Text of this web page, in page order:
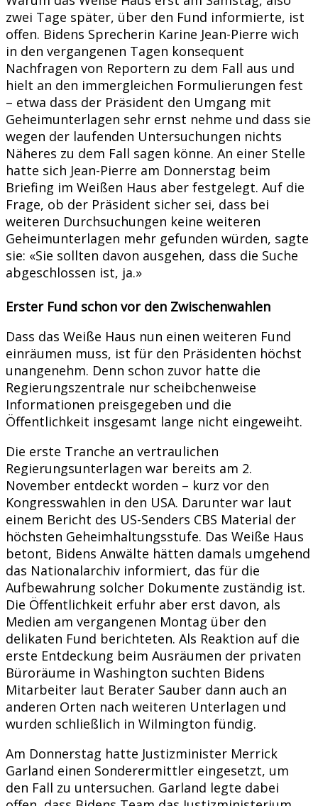
zwei Tage später, über den Fund informierte, ist
offen. Bidens Sprecherin Karine Jean-Pierre wich
in den vergangenen Tagen konsequent
Nachfragen von Reportern zu dem Fall aus und
hielt an den immergleichen Formulierungen fest
– etwa dass der Präsident den Umgang mit
Geheimunterlagen sehr ernst nehme und dass sie
wegen der laufenden Untersuchungen nichts
Näheres zu dem Fall sagen könne. An einer Stelle
hatte sich Jean-Pierre am Donnerstag beim
Briefing im Weißen Haus aber festgelegt. Auf die
Frage, ob der Präsident sicher sei, dass bei
weiteren Durchsuchungen keine weiteren
Geheimunterlagen mehr gefunden würden, sagte
sie: «Sie sollten davon ausgehen, dass die Suche
abgeschlossen ist, ja.»
Erster Fund schon vor den Zwischenwahlen
Dass das Weiße Haus nun einen weiteren Fund
einräumen muss, ist für den Präsidenten höchst
unangenehm. Denn schon zuvor hatte die
Regierungszentrale nur scheibchenweise
Informationen preisgegeben und die
Öffentlichkeit insgesamt lange nicht eingeweiht.
Die erste Tranche an vertraulichen
Regierungsunterlagen war bereits am 2.
November entdeckt worden – kurz vor den
Kongresswahlen in den USA. Darunter war laut
einem Bericht des US-Senders CBS Material der
höchsten Geheimhaltungsstufe. Das Weiße Haus
betont, Bidens Anwälte hätten damals umgehend
das Nationalarchiv informiert, das für die
Aufbewahrung solcher Dokumente zuständig ist.
Die Öffentlichkeit erfuhr aber erst davon, als
Medien am vergangenen Montag über den
delikaten Fund berichteten. Als Reaktion auf die
erste Entdeckung beim Ausräumen der privaten
Büroräume in Washington suchten Bidens
Mitarbeiter laut Berater Sauber dann auch an
anderen Orten nach weiteren Unterlagen und
wurden schließlich in Wilmington fündig.
Am Donnerstag hatte Justizminister Merrick
Garland einen Sonderermittler eingesetzt, um
den Fall zu untersuchen. Garland legte dabei